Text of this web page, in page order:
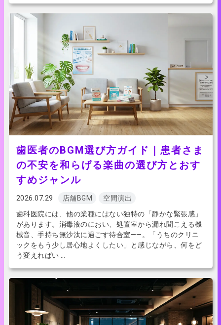
歯医者のBGM選び方ガイド｜患者さま
の不安を和らげる楽曲の選び方とおす
すめジャンル
2026.07.29 店舗BGM
空間演出
歯科医院には、他の業種にはない独特の「静かな緊張感」
があります。消毒液のにおい、処置室から漏れ聞こえる機
械音、手持ち無沙汰に過ごす待合室——。「うちのクリニ
ックをもう少し居心地よくしたい」と感じながら、何をど
う変えればい …